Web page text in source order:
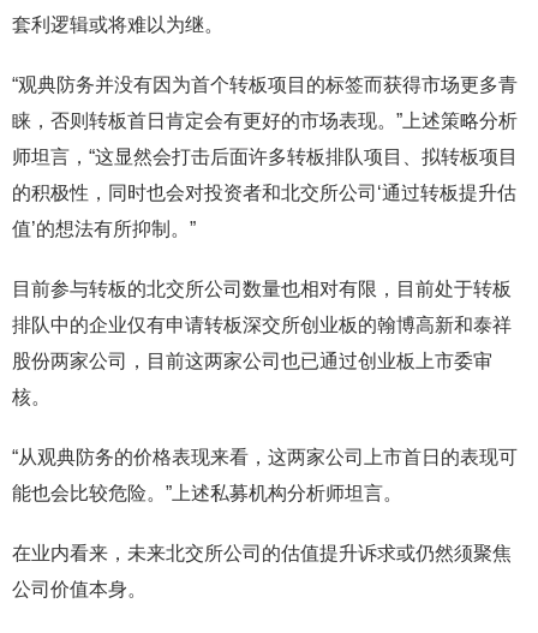
套利逻辑或将难以为继。
“观典防务并没有因为首个转板项目的标签而获得市场更多青
睐，否则转板首日肯定会有更好的市场表现。”上述策略分析
师坦言，“这显然会打击后面许多转板排队项目、拟转板项目
的积极性，同时也会对投资者和北交所公司‘通过转板提升估
值’的想法有所抑制。”
目前参与转板的北交所公司数量也相对有限，目前处于转板
排队中的企业仅有申请转板深交所创业板的翰博高新和泰祥
股份两家公司，目前这两家公司也已通过创业板上市委审
核。
“从观典防务的价格表现来看，这两家公司上市首日的表现可
能也会比较危险。”上述私募机构分析师坦言。
在业内看来，未来北交所公司的估值提升诉求或仍然须聚焦
公司价值本身。